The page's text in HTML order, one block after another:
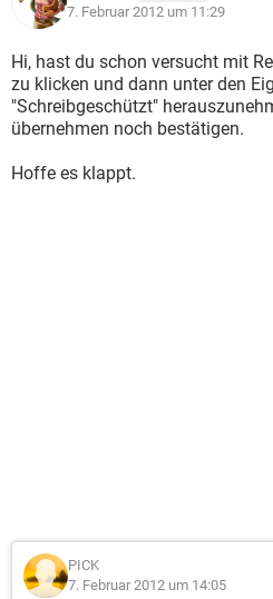
7. Februar 2012 um 11:29
Hi, hast du schon versucht mit
zu klicken und dann unter den
"Schreibgeschützt"
übernehmen noch bestätigen.
Hoffe es klappt.
PICK
7. Februar 2012 um 14:05